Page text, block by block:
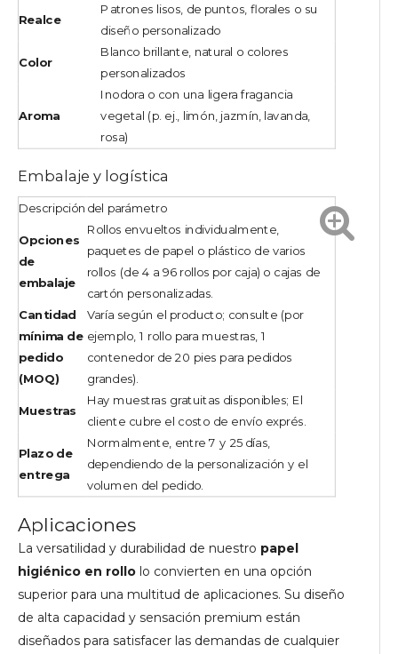
Realce
Patrones lisos, de puntos, florales o su
diseño personalizado
Color
Blanco brillante, natural o colores
personalizados
Aroma
Inodora o con una ligera fragancia
vegetal (p. ej., limón, jazmín, lavanda,
rosa)
Embalaje y logística
Descripción del parámetro
Opciones
de
embalaje
Rollos envueltos individualmente,
paquetes de papel o plástico de varios
rollos (de 4 a 96 rollos por caja) o cajas de
cartón personalizadas.
Cantidad
mínima de
pedido
(MOQ)
Varía según el producto; consulte (por
ejemplo, 1 rollo para muestras, 1
contenedor de 20 pies para pedidos
grandes).
Muestras
Hay muestras gratuitas disponibles; El
cliente cubre el costo de envío exprés.
Plazo de
entrega
Normalmente, entre 7 y 25 días,
dependiendo de la personalización y el
volumen del pedido.
Aplicaciones
La versatilidad y durabilidad de nuestro papel
higiénico en rollo lo convierten en una opción
superior para una multitud de aplicaciones. Su diseño
de alta capacidad y sensación premium están
diseñados para satisfacer las demandas de cualquier